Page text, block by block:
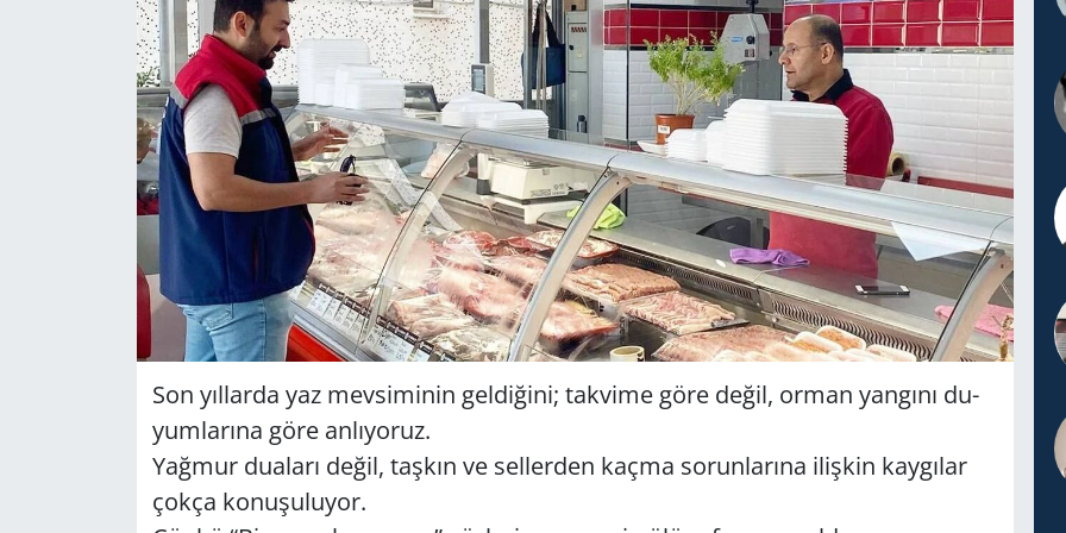
Son yıl­lar­da yaz mev­si­mi­nin gel­di­ği­ni; tak­vi­me göre değil, orman yan­gı­nı du­
yum­la­rı­na göre an­lı­yo­ruz.
Yağ­mur du­ala­rı değil, taş­kın ve sel­ler­den kaçma so­run­la­rı­na iliş­kin kay­gı­lar
çokça ko­nu­şu­lu­yor.
GÜNDEM
HABERDE İNSAN
KÜLTÜR SANAT
MAGAZİN
POLİTİKA
RESMİ İLANLAR